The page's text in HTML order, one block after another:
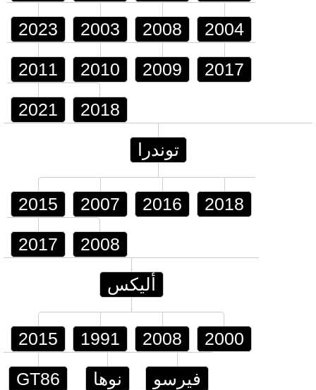
2023 2003 2008 2004
2011 2010 2009 2017
2021 2018
توندرا
2015 2007 2016 2018
2017 2008
أليكس
2015 1991 2008 2000
GT86 نوها فيرسو